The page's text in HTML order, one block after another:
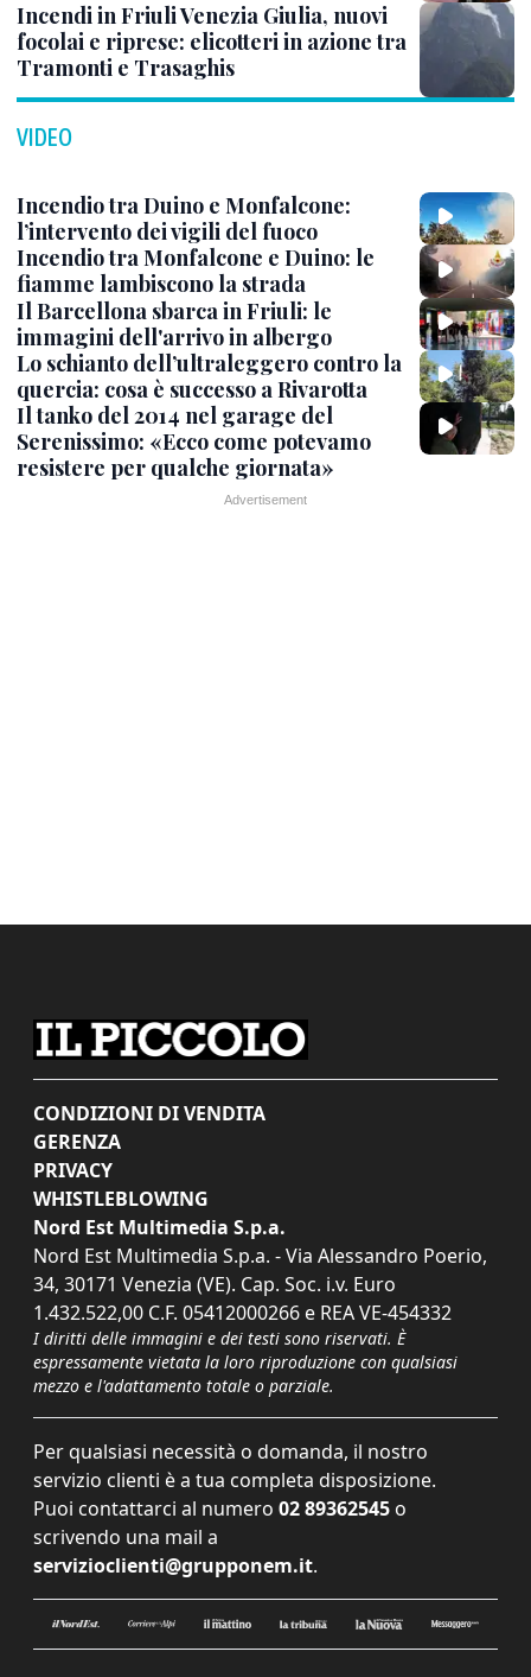
Incendi in Friuli Venezia Giulia, nuovi
focolai e riprese: elicotteri in azione tra
Tramonti e Trasaghis
VIDEO
Incendio tra Duino e Monfalcone:
l’intervento dei vigili del fuoco
Incendio tra Monfalcone e Duino: le
fiamme lambiscono la strada
Il Barcellona sbarca in Friuli: le
immagini dell'arrivo in albergo
Lo schianto dell’ultraleggero contro la
quercia: cosa è successo a Rivarotta
Il tanko del 2014 nel garage del
Serenissimo: «Ecco come potevamo
resistere per qualche giornata»
CONDIZIONI DI VENDITA
GERENZA
PRIVACY
WHISTLEBLOWING
Nord Est Multimedia S.p.a.
Nord Est Multimedia S.p.a. - Via Alessandro Poerio,
34, 30171 Venezia (VE). Cap. Soc. i.v. Euro
1.432.522,00 C.F. 05412000266 e REA VE-454332
I diritti delle immagini e dei testi sono riservati. È
espressamente vietata la loro riproduzione con qualsiasi
mezzo e l'adattamento totale o parziale.
Per qualsiasi necessità o domanda, il nostro
servizio clienti è a tua completa disposizione.
Puoi contattarci al numero 02 89362545 o
scrivendo una mail a
servizioclienti@grupponem.it.